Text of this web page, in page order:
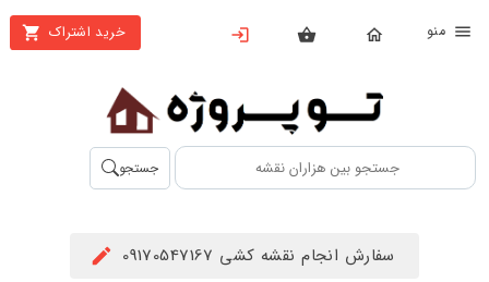
خرید اشتراک
بستن
محصولات
تهیه
اشتراک
جستجو
سفارش انجام نقشه کشی 09170547167